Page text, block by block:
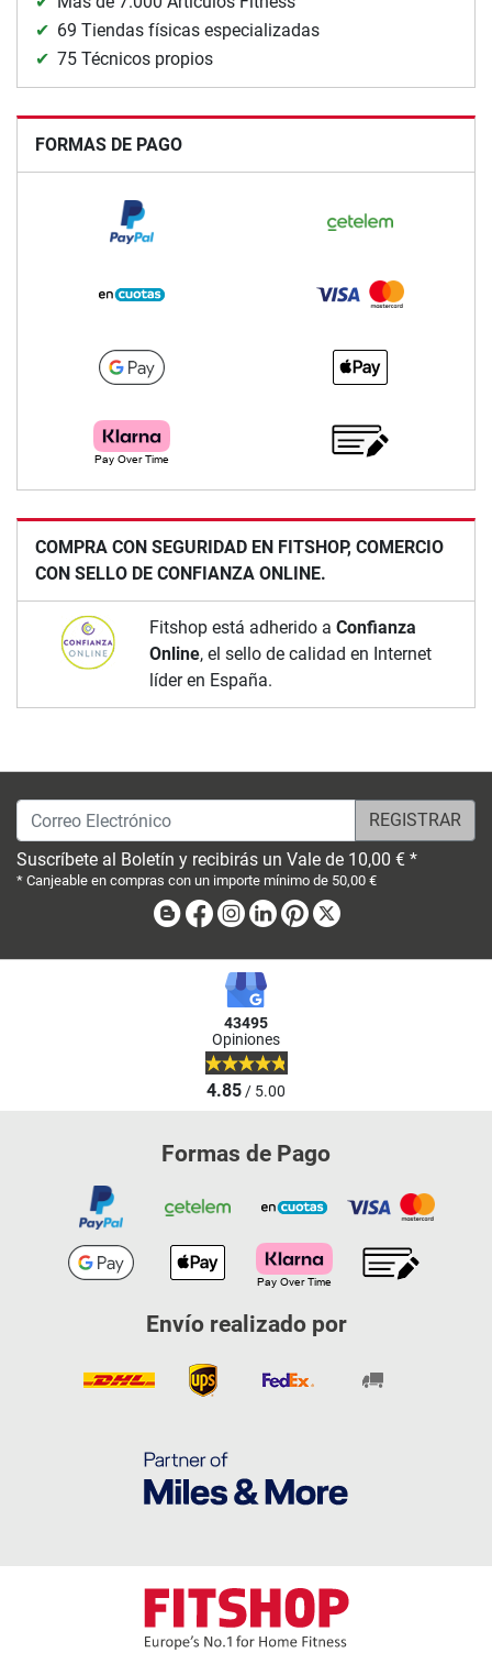
69 Tiendas físicas especializadas
75 Técnicos propios
FORMAS DE PAGO
COMPRA CON SEGURIDAD EN FITSHOP, COMERCIO
CON SELLO DE CONFIANZA ONLINE.
Fitshop está adherido a Confianza
Online, el sello de calidad en Internet
líder en España.
Correo Electrónico
Suscríbete al Boletín y recibirás un Vale de 10,00 € *
* Canjeable en compras con un importe mínimo de 50,00 €
BlogFacebook
Instagram
LinkedinPinterest
43495
Opiniones
4.85/ 5.00
Formas de Pago
Envío realizado por